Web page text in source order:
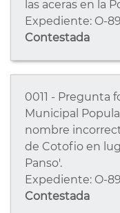
las aceras en la
Expediente: O-
Contestada
0011 - Pregunta
Municipal
nombre
de Cotofio en
Panso'.
Expediente: O-
Contestada